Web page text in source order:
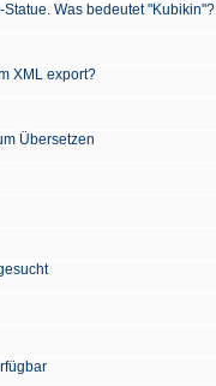
Was bedeutet "Kubikin"?
XML export?
Übersetzen